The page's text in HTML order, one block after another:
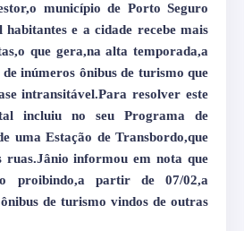
município de Porto Seguro
e a cidade recebe mais
que gera,na alta temporada,a
inúmeros ônibus de turismo que
intransitável.Para resolver este
incluiu no seu Programa de
uma Estação de Transbordo,que
ruas.Jânio informou em nota que
proibindo,a partir de 07/02,a
de turismo vindos de outras